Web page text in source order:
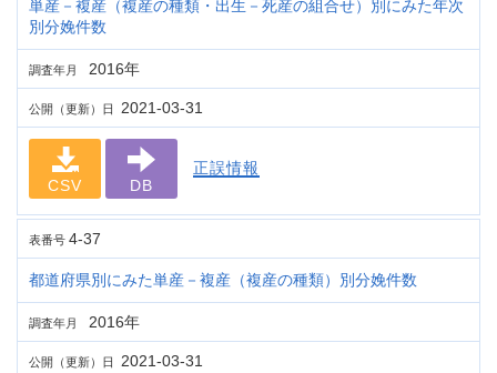
単産－複産（複産の種類・出生－死産の組合せ）別にみた年次
別分娩件数
調査年月 2016年
公開（更新）日 2021-03-31
CSV DB
正誤情報
表番号 4-37
都道府県別にみた単産－複産（複産の種類）別分娩件数
調査年月 2016年
公開（更新）日 2021-03-31